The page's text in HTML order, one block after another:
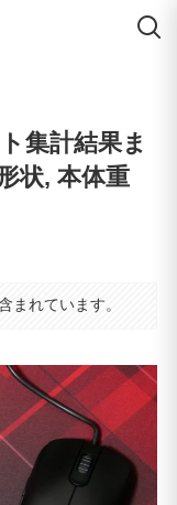
集計結果ま
状, 本体重
まれています。